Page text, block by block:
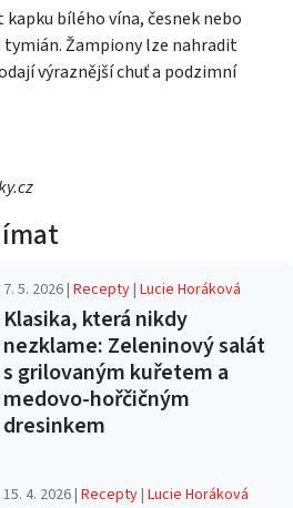
bílého vína, česnek nebo
Žampiony lze nahradit
výraznější chuť a podzimní
7. 5. 2026 |Recepty|Lucie Horáková
Klasika, která nikdy
nezklame: Zeleninový salát
s grilovaným kuřetem a
medovo-hořčičným
dresinkem
15. 4. 2026 |Recepty|Lucie Horáková